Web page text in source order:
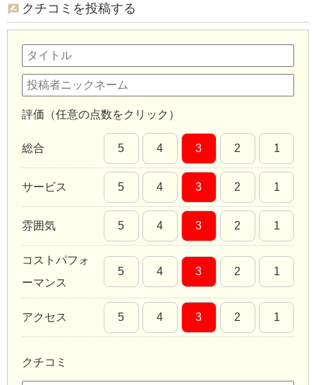
クチコミを投稿する
評価（任意の点数をクリック）
総合 5 4 3 2 1
サービス 5 4 3 2 1
雰囲気 5 4 3 2 1
コストパフォ
ーマンス
5 4 3 2 1
アクセス 5 4 3 2 1
クチコミ